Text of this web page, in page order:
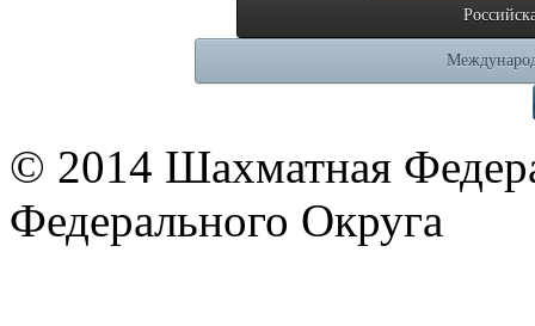
© 2014 Шахматная
Федерального Округа